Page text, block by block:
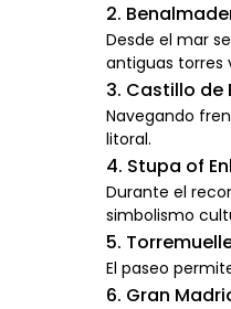
2.
Desde el mar
antiguas torres
3. Castillo de
Navegando
litoral.
4. Stupa of
Durante el
simbolismo
5.
El paseo
6. Gran